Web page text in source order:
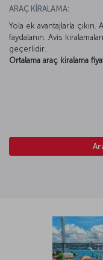
ARAÇ KİRALAMA:
Yola ek avantajlarla çıkın.
faydalanın. Avis
geçerlidir.
Ortalama araç kiralama